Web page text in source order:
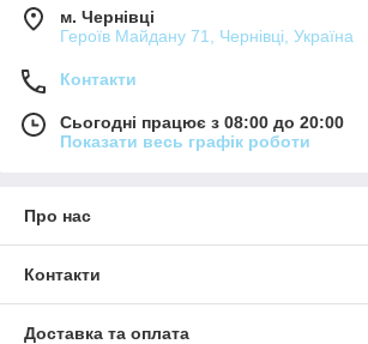
м. Чернівці
Героїв Майдану 71, Чернівці, Україна
Контакти
Сьогодні працює з 08:00 до 20:00
Показати весь графік роботи
Про нас
Контакти
Доставка та оплата